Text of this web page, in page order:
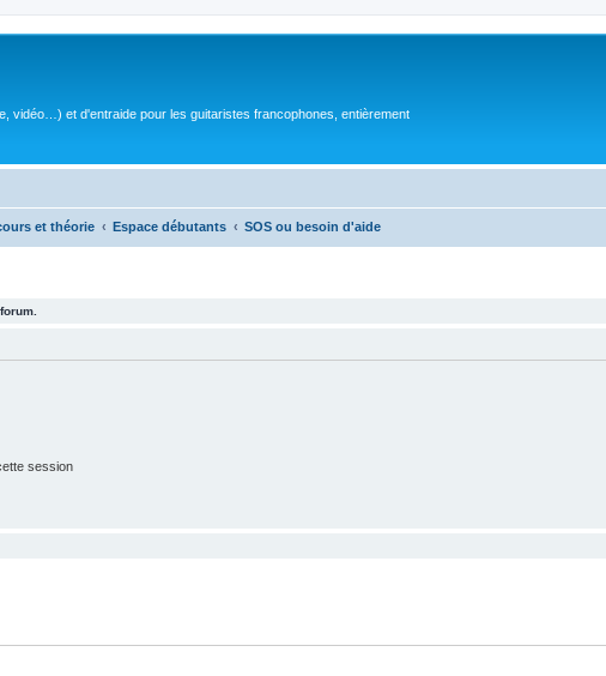
vidéo…) et d'entraide pour les guitaristes francophones, entièrement
et théorie Espace débutants SOS ou besoin d'aide
session